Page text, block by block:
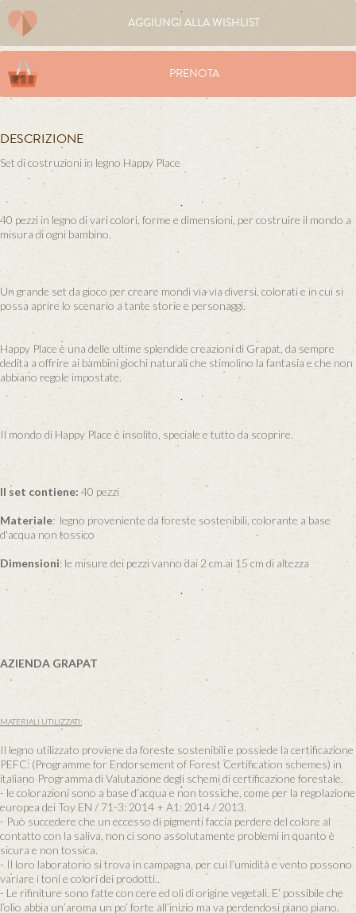
AGGIUNGI ALLA WISHLIST
PRENOTA
DESCRIZIONE
Set di costruzioni in legno Happy Place
40 pezzi in legno di vari colori, forme e dimensioni, per costruire il mondo a
misura di ogni bambino.
Un grande set da gioco per creare mondi via via diversi, colorati e in cui si
possa aprire lo scenario a tante storie e personaggi.
Happy Place è una delle ultime splendide creazioni di Grapat, da sempre
dedita a offrire ai bambini giochi naturali che stimolino la fantasia e che non
abbiano regole impostate.
Il mondo di Happy Place è insolito, speciale e tutto da scoprire.
Il set contiene: 40 pezzi
Materiale: legno proveniente da foreste sostenibili, colorante a base
d'acqua non tossico
Dimensioni: le misure dei pezzi vanno dai 2 cm ai 15 cm di altezza
AZIENDA GRAPAT
MATERIALI UTILIZZATI:
Il legno utilizzato proviene da foreste sostenibili e possiede la certificazione
PEFC: (Programme for Endorsement of Forest Certification schemes) in
italiano Programma di Valutazione degli schemi di certificazione forestale.
- le colorazioni sono a base d’acqua e non tossiche, come per la regolazione
europea dei Toy EN / 71-3: 2014 + A1: 2014 / 2013.
- Può succedere che un eccesso di pigmenti faccia perdere del colore al
contatto con la saliva, non ci sono assolutamente problemi in quanto è
sicura e non tossica.
- Il loro laboratorio si trova in campagna, per cui l’umidità e vento possono
variare i toni e colori dei prodotti..
- Le rifiniture sono fatte con cere ed oli di origine vegetali. E’ possibile che
l’olio abbia un’aroma un po’ forte all’inizio ma va perdendosi piano piano.